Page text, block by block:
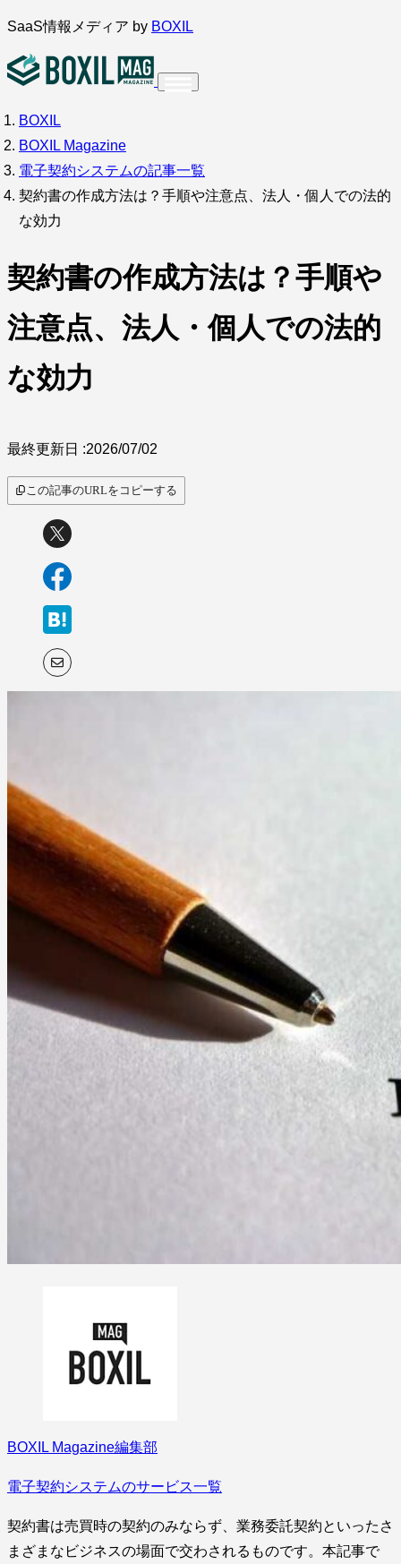
内
を
キ
ッ
プ
SaaS情報メディア by BOXIL
インタビュー
サービス比較 キーワードから探す
SaaS情報メディア by BOXIL
BOXIL
BOXIL Magazine
電子契約システムの記事一覧
契約書の作成方法は？手順や注意点、法人・個人での法的
な効力
契約書の作成方法は？手順や
注意点、法人・個人での法的
な効力
最終更新日 :2026/07/02
この記事のURLをコピーする
BOXIL Magazine編集部
電子契約システムのサービス一覧
契約書は売買時の契約のみならず、業務委託契約といったさ
まざまなビジネスの場面で交わされるものです。本記事で